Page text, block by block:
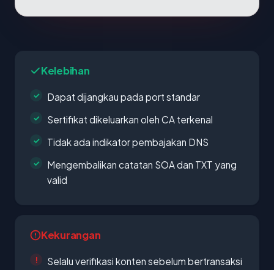
Kelebihan
Dapat dijangkau pada port standar
Sertifikat dikeluarkan oleh CA terkenal
Tidak ada indikator pembajakan DNS
Mengembalikan catatan SOA dan TXT yang
valid
Kekurangan
Selalu verifikasi konten sebelum bertransaksi